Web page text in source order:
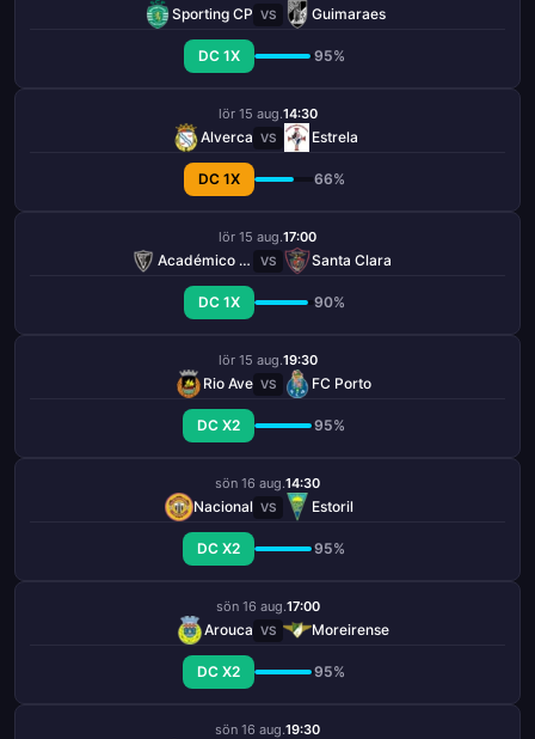
Sporting CP VS Guimaraes
DC 1X 95%
lör 15 aug.14:30
Alverca VS Estrela
DC 1X 66%
lör 15 aug.17:00
Académico Viseu VS Santa Clara
DC 1X 90%
lör 15 aug.19:30
Rio Ave VS FC Porto
DC X2 95%
sön 16 aug.14:30
Nacional VS Estoril
DC X2 95%
sön 16 aug.17:00
Arouca VS Moreirense
DC X2 95%
sön 16 aug.19:30